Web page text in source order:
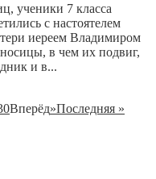
ученики 7 класса
с настоятелем
иереем Владимиром
в чем их подвиг,
и в...
Вперёд»Последняя »